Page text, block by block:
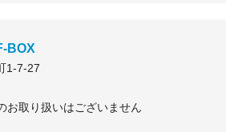
BOX
1-7-27
お取り扱いはございません